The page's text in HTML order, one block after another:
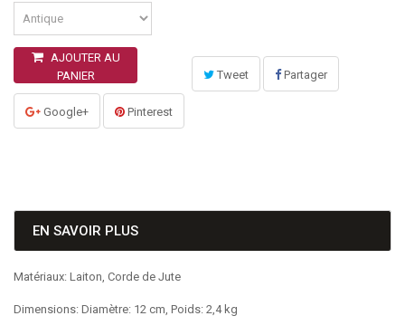
AJOUTER AU
PANIER
Tweet Partager
Google+ Pinterest
EN SAVOIR PLUS
Matériaux: Laiton, Corde de Jute
Dimensions: Diamètre: 12 cm, Poids: 2,4 kg